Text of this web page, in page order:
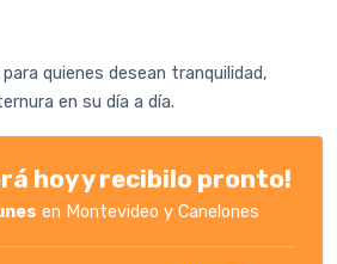
quienes desean tranquilidad,
en su día a día.
hoy y recibilo pronto!
en Montevideo y Canelones